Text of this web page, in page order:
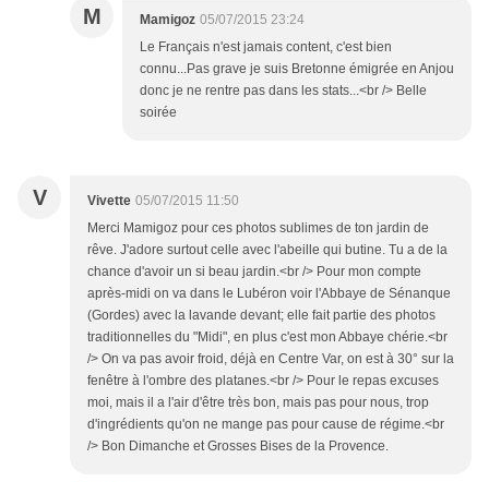
M Mamigoz 05/07/2015 23:24
Le Français n'est jamais content, c'est bien
connu...Pas grave je suis Bretonne émigrée en Anjou
donc je ne rentre pas dans les stats...<br /> Belle
soirée
V Vivette 05/07/2015 11:50
Merci Mamigoz pour ces photos sublimes de ton jardin de
rêve. J'adore surtout celle avec l'abeille qui butine. Tu a de la
chance d'avoir un si beau jardin.<br /> Pour mon compte
après-midi on va dans le Lubéron voir l'Abbaye de Sénanque
(Gordes) avec la lavande devant; elle fait partie des photos
traditionnelles du "Midi", en plus c'est mon Abbaye chérie.<br
/> On va pas avoir froid, déjà en Centre Var, on est à 30° sur la
fenêtre à l'ombre des platanes.<br /> Pour le repas excuses
moi, mais il a l'air d'être très bon, mais pas pour nous, trop
d'ingrédients qu'on ne mange pas pour cause de régime.<br
/> Bon Dimanche et Grosses Bises de la Provence.